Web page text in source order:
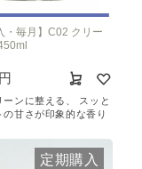
・毎月】C02 クリー
ーンに整える、 スッと
の甘さが印象的な香り
定期購入